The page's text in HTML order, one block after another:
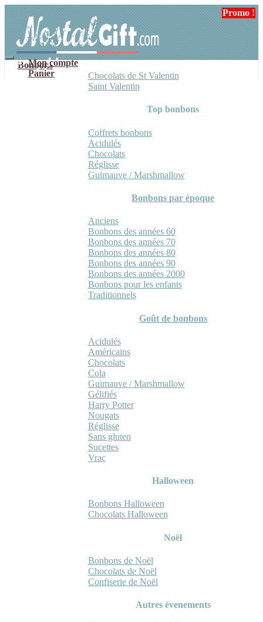
navigation
contenu
Mon compte
Panier
Bonbons
Chocolats de St Valentin
Saint Valentin
Top bonbons
Coffrets bonbons
Acidulés
Chocolats
Réglisse
Guimauve / Marshmallow
Bonbons par époque
Anciens
Bonbons des années 60
Bonbons des années 70
Bonbons des années 80
Bonbons des années 90
Bonbons des années 2000
Bonbons pour les enfants
Traditionnels
Goût de bonbons
Acidulés
Américains
Chocolats
Cola
Guimauve / Marshmallow
Gélifiés
Harry Potter
Nougats
Réglisse
Sans gluten
Sucettes
Vrac
Halloween
Bonbons Halloween
Chocolats Halloween
Noël
Bonbons de Noël
Chocolats de Noël
Confiserie de Noël
Autres évenements
Promo !
Promo !
Promo !